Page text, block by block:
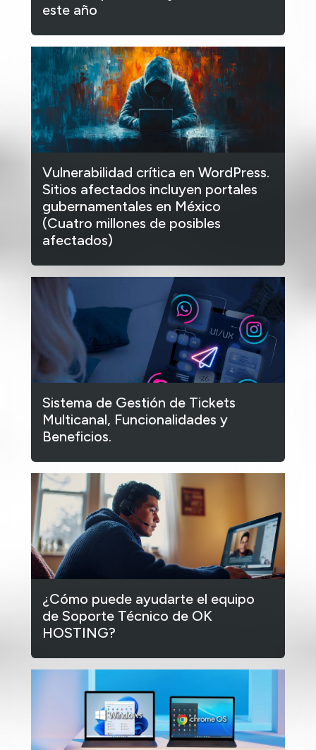
este año
Vulnerabilidad crítica en WordPress.
Sitios afectados incluyen portales
gubernamentales en México
(Cuatro millones de posibles
afectados)
Sistema de Gestión de Tickets
Multicanal, Funcionalidades y
Beneficios.
¿Cómo puede ayudarte el equipo
de Soporte Técnico de OK
HOSTING?